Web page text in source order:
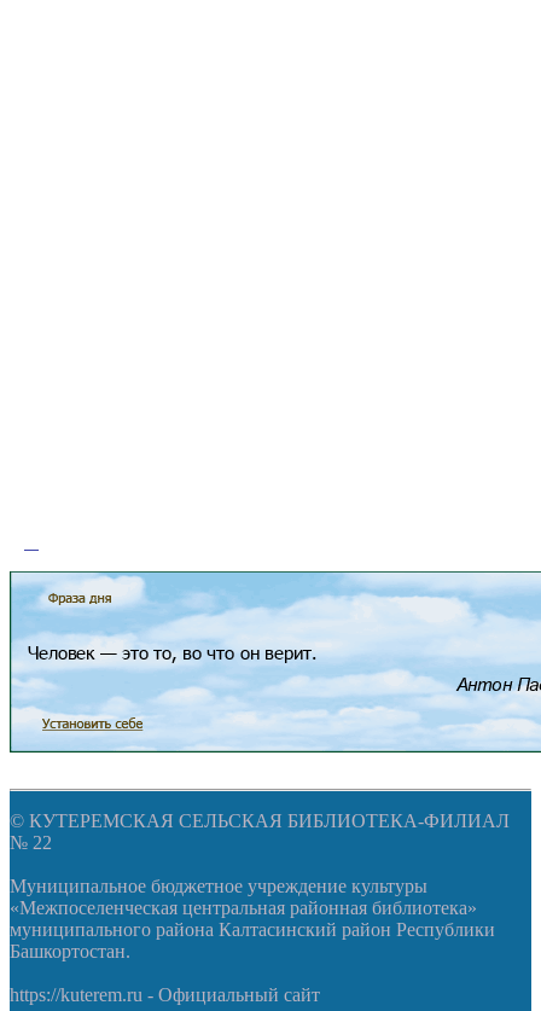
© КУТЕРЕМСКАЯ СЕЛЬСКАЯ БИБЛИОТЕКА-ФИЛИАЛ
№ 22
Муниципальное бюджетное учреждение культуры
«Межпоселенческая центральная районная библиотека»
муниципального района Калтасинский район Республики
Башкортостан.
https://kuterem.ru - Официальный сайт